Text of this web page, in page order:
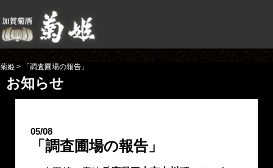
菊姫 > 「調査圃場の報告」
お知らせ
05/08
「調査圃場の報告」